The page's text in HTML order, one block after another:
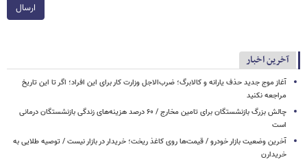
ارسال
آخرین اخبار
آغاز موج جدید حذف یارانه و کالابرگ؛ ضرب‌الاجل وزارت کار برای این افراد؛ اگر تا این تاریخ
مراجعه نکنید
چالش بزرگ بازنشستگان برای تامین مخارج / ۶۰ درصد هزینه‌های زندگی بازنشستگان درمانی
است
آخرین وضعیت بازار خودرو / قیمت‌ها روی کاغذ ریخت؛ خریدار در بازار نیست / توصیه طلایی به
خریدارن